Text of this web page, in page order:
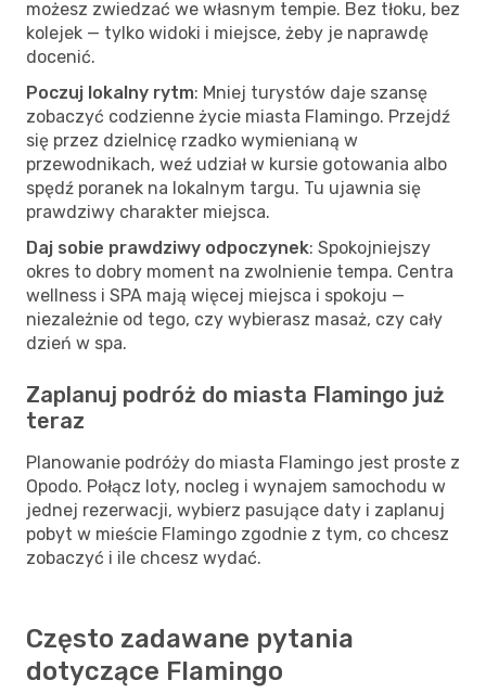
możesz zwiedzać we własnym tempie. Bez tłoku, bez
kolejek — tylko widoki i miejsce, żeby je naprawdę
docenić.
Poczuj lokalny rytm: Mniej turystów daje szansę
zobaczyć codzienne życie miasta Flamingo. Przejdź
się przez dzielnicę rzadko wymienianą w
przewodnikach, weź udział w kursie gotowania albo
spędź poranek na lokalnym targu. Tu ujawnia się
prawdziwy charakter miejsca.
Daj sobie prawdziwy odpoczynek: Spokojniejszy
okres to dobry moment na zwolnienie tempa. Centra
wellness i SPA mają więcej miejsca i spokoju —
niezależnie od tego, czy wybierasz masaż, czy cały
dzień w spa.
Zaplanuj podróż do miasta Flamingo już
teraz
Planowanie podróży do miasta Flamingo jest proste z
Opodo. Połącz loty, nocleg i wynajem samochodu w
jednej rezerwacji, wybierz pasujące daty i zaplanuj
pobyt w mieście Flamingo zgodnie z tym, co chcesz
zobaczyć i ile chcesz wydać.
Często zadawane pytania
dotyczące Flamingo